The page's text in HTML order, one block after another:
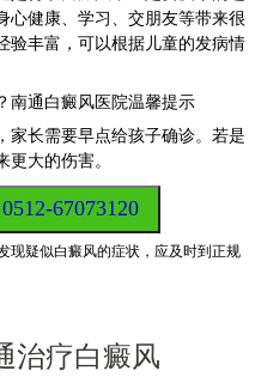
心健康、学习、交朋友等带来很
验丰富，可以根据儿童的发病情
通白癜风医院温馨提示
长需要早点给孩子确诊。若是
大的伤害。
0512-67073120
现疑似白癜风的症状，应及时到正规
治疗白癜风